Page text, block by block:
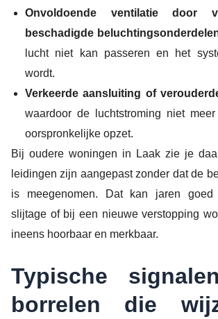
Onvoldoende ventilatie door
beschadigde
lucht niet kan passeren en het
wordt.
Verkeerde aansluiting of
waardoor de luchtstroming niet
oorspronkelijke opzet.
Bij oudere woningen in Laak zie je
leidingen zijn aangepast zonder dat de
is meegenomen. Dat kan jaren
slijtage of bij een nieuwe verstopping
ineens hoorbaar en merkbaar.
Typische
borrelen die